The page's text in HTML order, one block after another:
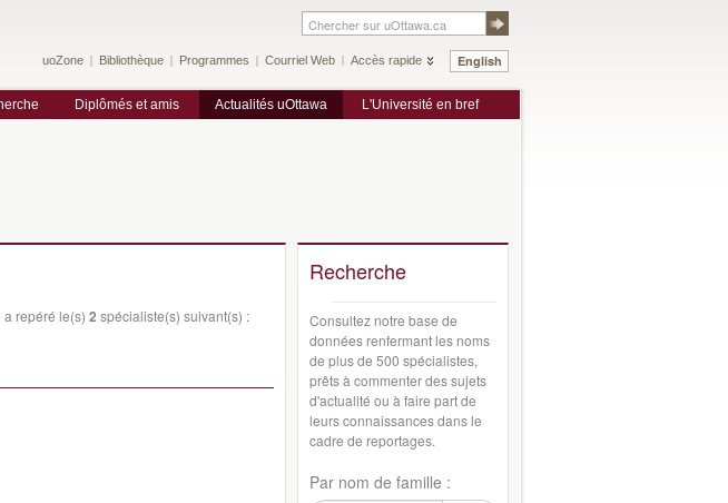
English
uoZone Bibliothèque Programmes Courriel Web Accès rapide
Diplômés et amis Actualités uOttawa L'Université en bref
a repéré le(s) 2 spécialiste(s) suivant(s) :
Recherche
Consultez notre base de
données renfermant les noms
de plus de 500 spécialistes,
prêts à commenter des sujets
d'actualité ou à faire part de
leurs connaissances dans le
cadre de reportages.
Par nom de famille :